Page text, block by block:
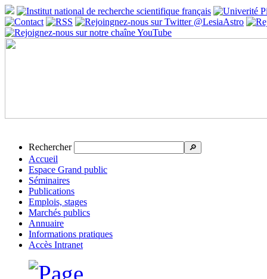
Rechercher 🔎
Accueil
Espace Grand public
Séminaires
Publications
Emplois, stages
Marchés publics
Annuaire
Informations pratiques
Accès Intranet